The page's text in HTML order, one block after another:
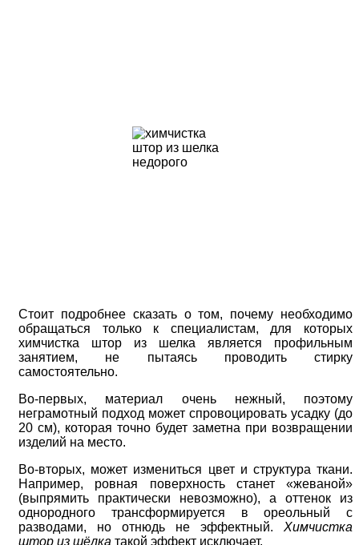
Стоит подробнее сказать о том, почему необходимо
обращаться только к специалистам, для которых
химчистка штор из шелка является профильным
занятием, не пытаясь проводить стирку
самостоятельно.
Во-первых, материал очень нежный, поэтому
неграмотный подход может спровоцировать усадку (до
20 см), которая точно будет заметна при возвращении
изделий на место.
Во-вторых, может измениться цвет и структура ткани.
Например, ровная поверхность станет «жеваной»
(выпрямить практически невозможно), а оттенок из
однородного трансформируется в ореольный с
разводами, но отнюдь не эффектный. Химчистка
штор из шёлка такой эффект исключает.